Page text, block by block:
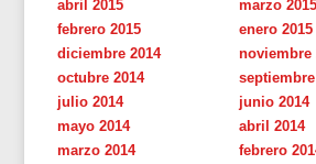
abril 2015
marzo 2015
febrero 2015
enero 2015
diciembre 2014
noviembre
octubre 2014
julio 2014
junio 2014
mayo 2014
abril 2014
marzo 2014
febrero